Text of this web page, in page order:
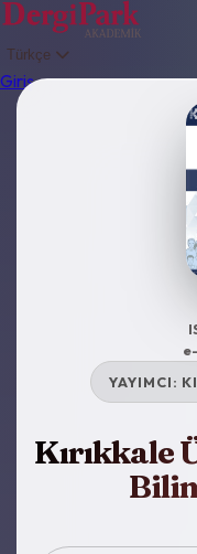
Türkçe
Giriş
YAYIMCI:
Kırıkkale